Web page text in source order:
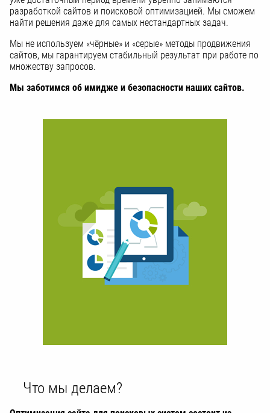
разработкой сайтов и поисковой оптимизацией. Мы сможем
найти решения даже для самых нестандартных задач.
Мы не используем «чёрные» и «серые» методы продвижения
сайтов, мы гарантируем стабильный результат при работе по
множеству запросов.
Мы заботимся об имидже и безопасности наших сайтов.
Что мы делаем?